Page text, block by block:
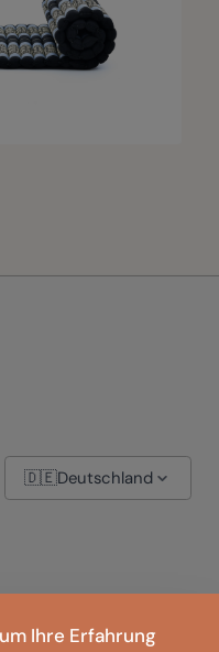
Ihre Erfahrung
🇩🇪Deutschland
Link klicken
eine kleine